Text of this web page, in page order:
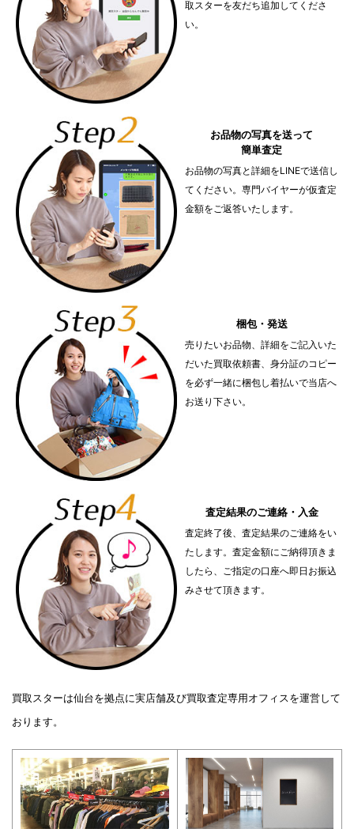
取スターを友だち追加してくださ
い。
お品物の写真を送って
簡単査定
お品物の写真と詳細をLINEで送信し
てください。専門バイヤーが仮査定
金額をご返答いたします。
梱包・発送
売りたいお品物、詳細をご記入いた
だいた買取依頼書、身分証のコピー
を必ず一緒に梱包し着払いで当店へ
お送り下さい。
査定結果のご連絡・入金
査定終了後、査定結果のご連絡をい
たします。査定金額にご納得頂きま
したら、ご指定の口座へ即日お振込
みさせて頂きます。
買取スターは仙台を拠点に実店舗及び買取査定専用オフィスを運営して
おります。